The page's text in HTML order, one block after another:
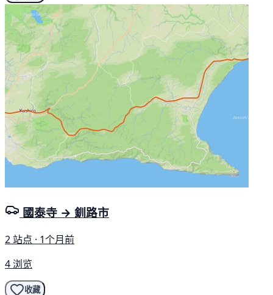
國泰寺 → 釧路市
2 站点 · 1个月前
4 浏览
收藏